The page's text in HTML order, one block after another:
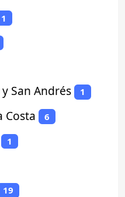
1
San Andrés 1
Costa 6
1
19